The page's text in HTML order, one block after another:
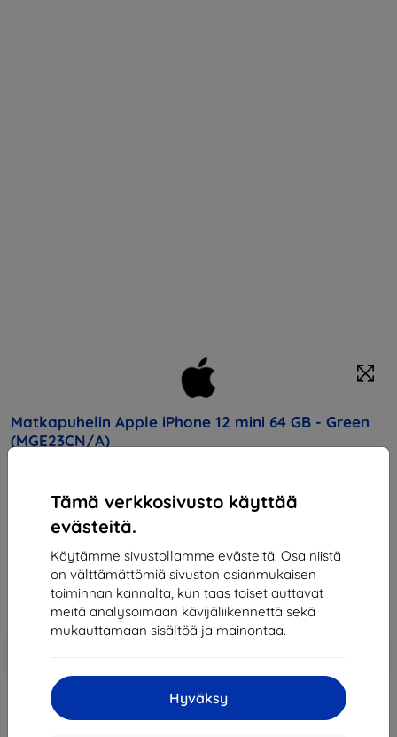
Tämä verkkosivusto käyttää
evästeitä.
Käytämme sivustollamme evästeitä. Osa niistä
on välttämättömiä sivuston asianmukaisen
toiminnan kannalta, kun taas toiset auttavat
meitä analysoimaan kävijäliikennettä sekä
mukauttamaan sisältöä ja mainontaa.
Hyväksy
Matkapuhelin Apple iPhone 12 mini 64 GB - Green
(MGE23CN/A)
lisävarusteista!
568,90 €
512,01 €
Loppuunmyyty